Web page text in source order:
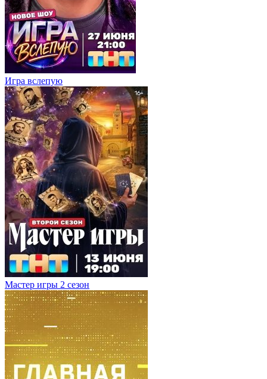
Игра вслепую
Мастер игры 2 сезон